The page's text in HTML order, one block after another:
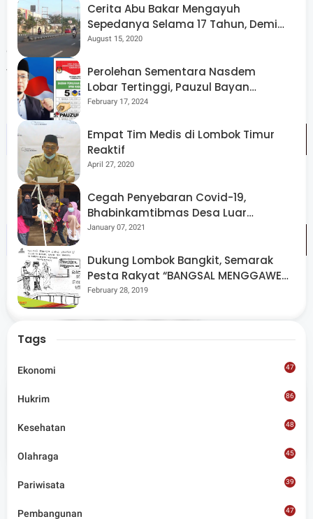
Program TMMD ke-121 ini adalah salah satu bentuk
nyata dari komitmen TNI untuk terus berkontribusi
dalam pembangunan daerah, khususnya di wilayah-
wilayah yang masih membutuhkan perhatian lebih dalam
hal infrastruktur dan fasilitas umum.
Share
Cerita Abu Bakar Mengayuh
Sepedanya Selama 17 Tahun, Demi
Menggelorakan Kemerdekaan
August 15, 2020
Perolehan Sementara Nasdem
Lobar Tertinggi, Pauzul Bayan
Berpeluang “Rebut” Kursi Dapil 3
February 17, 2024
Empat Tim Medis di Lombok Timur
Reaktif
April 27, 2020
Cegah Penyebaran Covid-19,
Bhabinkamtibmas Desa Luar
Pantau Kegiatan Posyandu
January 07, 2021
Dukung Lombok Bangkit, Semarak
Pesta Rakyat “BANGSAL MENGGAWE”
Kembali Digelar Para Seniman Di
February 28, 2019
Tags
Ekonomi 47
Hukrim 86
Kesehatan 48
Olahraga 45
Pariwisata 39
Pembangunan 47